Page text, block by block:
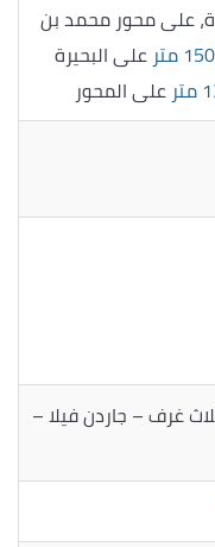
على محور محمد بن
متر
على البحيرة
على المحور
غرف – جاردن فيلا –